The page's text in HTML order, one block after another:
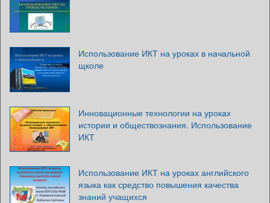
Использование ИКТ на уроках в начальной
щколе
Инновационные технологии на уроках
истории и обществознания. Использование
ИКТ
Использование ИКТ на уроках английского
языка как средство повышения качества
знаний учащихся